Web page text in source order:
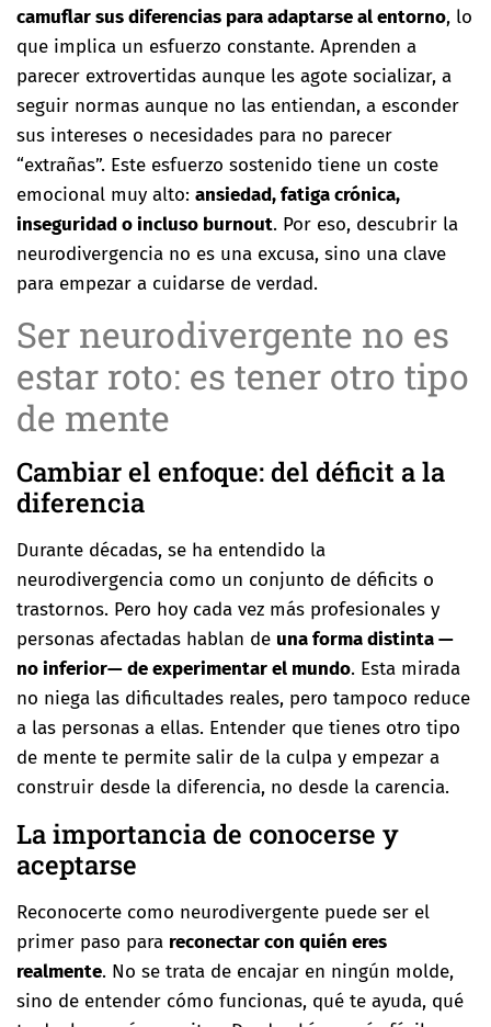
camuflar sus diferencias para adaptarse al entorno, lo
que implica un esfuerzo constante. Aprenden a
parecer extrovertidas aunque les agote socializar, a
seguir normas aunque no las entiendan, a esconder
sus intereses o necesidades para no parecer
“extrañas”. Este esfuerzo sostenido tiene un coste
emocional muy alto: ansiedad, fatiga crónica,
inseguridad o incluso burnout. Por eso, descubrir la
neurodivergencia no es una excusa, sino una clave
para empezar a cuidarse de verdad.
Ser neurodivergente no es
estar roto: es tener otro tipo
de mente
Cambiar el enfoque: del déficit a la
diferencia
Durante décadas, se ha entendido la
neurodivergencia como un conjunto de déficits o
trastornos. Pero hoy cada vez más profesionales y
personas afectadas hablan de una forma distinta —
no inferior— de experimentar el mundo. Esta mirada
no niega las dificultades reales, pero tampoco reduce
a las personas a ellas. Entender que tienes otro tipo
de mente te permite salir de la culpa y empezar a
construir desde la diferencia, no desde la carencia.
La importancia de conocerse y
aceptarse
Reconocerte como neurodivergente puede ser el
primer paso para reconectar con quién eres
realmente. No se trata de encajar en ningún molde,
sino de entender cómo funcionas, qué te ayuda, qué